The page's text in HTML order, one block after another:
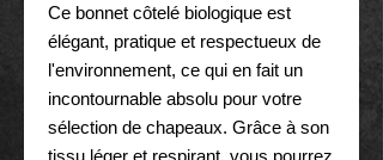
Ce bonnet côtelé biologique est
élégant, pratique et respectueux de
l'environnement, ce qui en fait un
incontournable absolu pour votre
sélection de chapeaux. Grâce à son
tissu léger et respirant, vous pourrez